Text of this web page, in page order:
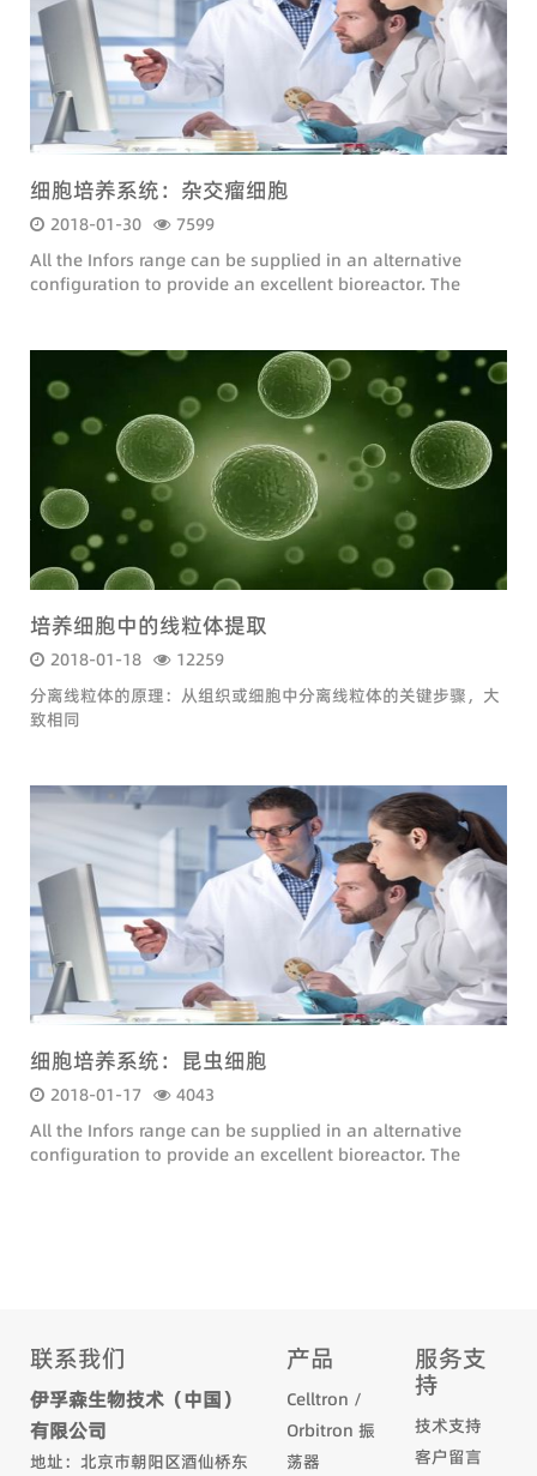
细胞培养系统：杂交瘤细胞
2018-01-30
7599
All the Infors range can be supplied in an alternative
configuration to provide an excellent bioreactor. The
培养细胞中的线粒体提取
2018-01-18
12259
分离线粒体的原理：从组织或细胞中分离线粒体的关键步骤，大
致相同
细胞培养系统：昆虫细胞
2018-01-17
4043
All the Infors range can be supplied in an alternative
configuration to provide an excellent bioreactor. The
联系我们
伊孚森生物技术（中国）
有限公司
地址：北京市朝阳区酒仙桥东
产品
Celltron /
Orbitron 振
荡器
服务支
持
技术支持
客户留言